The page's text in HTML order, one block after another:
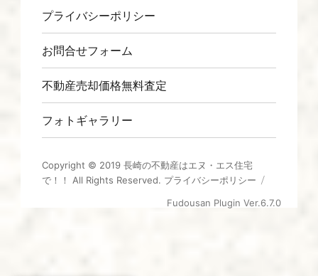
プライバシーポリシー
お問合せフォーム
不動産売却価格無料査定
フォトギャラリー
Copyright © 2019 長崎の不動産はエヌ・エス住宅
で！！
All Rights Reserved. プライバシーポリシー
Fudousan Plugin Ver.6.7.0